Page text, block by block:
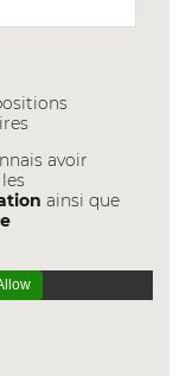
avoir
ainsi que